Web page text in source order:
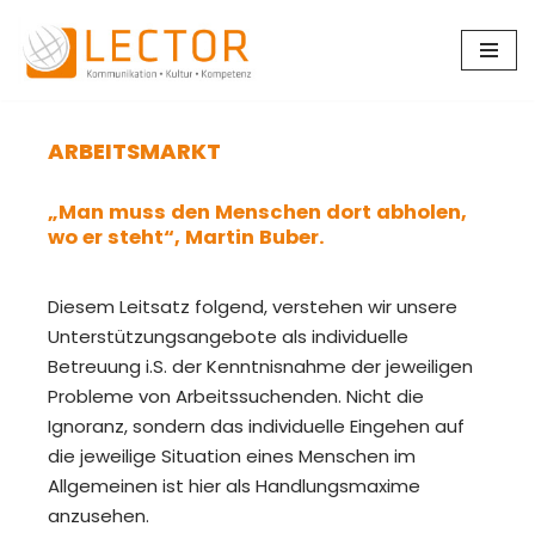
Zum
ARBEITSMARKT
„Man muss den Menschen dort abholen,
wo er steht“, Martin Buber.
Diesem Leitsatz folgend, verstehen wir unsere
Unterstützungsangebote als individuelle
Betreuung i.S. der Kenntnisnahme der jeweiligen
Probleme von Arbeitssuchenden. Nicht die
Ignoranz, sondern das individuelle Eingehen auf
die jeweilige Situation eines Menschen im
Allgemeinen ist hier als Handlungsmaxime
anzusehen.